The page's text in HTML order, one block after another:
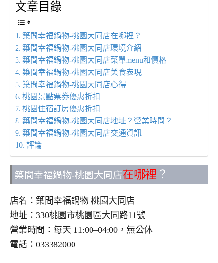
文章目錄
築間幸福鍋物-桃園大同店在哪裡？
築間幸福鍋物-桃園大同店環境介紹
築間幸福鍋物-桃園大同店菜單menu和價格
築間幸福鍋物-桃園大同店美食表現
築間幸福鍋物-桃園大同店心得
桃園景點票券優惠折扣
桃園住宿訂房優惠折扣
築間幸福鍋物-桃園大同店地址？營業時間？
築間幸福鍋物-桃園大同店交通資訊
評論
築間幸福鍋物-桃園大同店在哪裡 ？
店名：築間幸福鍋物 桃園大同店
地址：330桃園市桃園區大同路11號
營業時間：每天 11:00–04:00，無公休
電話：033382000